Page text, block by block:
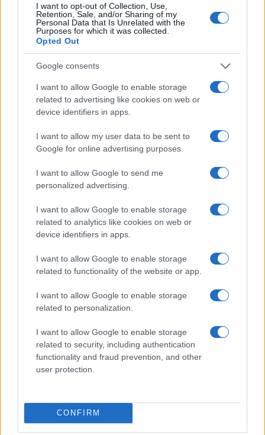
I want to opt-out of Collection, Use,
Retention, Sale, and/or Sharing of my
Personal Data that Is Unrelated with the
Purposes for which it was collected.
Opted Out
Google consents
I want to allow Google to enable storage
related to advertising like cookies on web or
device identifiers in apps.
I want to allow my user data to be sent to
Google for online advertising purposes.
I want to allow Google to send me
personalized advertising.
I want to allow Google to enable storage
related to analytics like cookies on web or
device identifiers in apps.
I want to allow Google to enable storage
related to functionality of the website or app.
I want to allow Google to enable storage
related to personalization.
I want to allow Google to enable storage
related to security, including authentication
functionality and fraud prevention, and other
user protection.
CONFIRM
Notizie in tempo reale?
Entra nel canale telegram di
Ricevi le nostre ultime news
daGoogle News
Condividi l'articolo
F
a
ce
b
o
o
k
T
w
it
te
r
Pi
n
te
re
st
W
h
at
s
A
p
p
S
a
re
Articolo precedente
Prossimo articolo
Sangue, musica e solidarietà con Avis Olbia al
Delta Center
Meteo Olbia 9 agosto, temperature in calo